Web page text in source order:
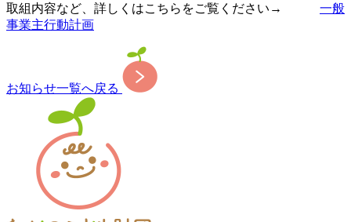
取組内容など、詳しくはこちらをご覧ください→ 一般
事業主行動計画
お知らせ一覧へ戻る